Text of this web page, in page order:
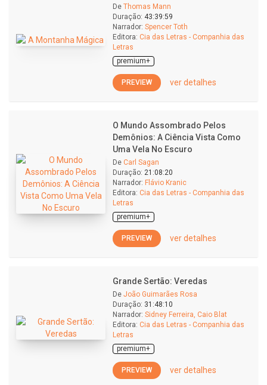
De Thomas Mann
Duração: 43:39:59
Narrador: Spencer Toth
Editora: Cia das Letras - Companhia das
Letras
premium+
PREVIEW ver detalhes
O Mundo Assombrado Pelos
Demônios: A Ciência Vista Como
Uma Vela No Escuro
De Carl Sagan
Duração: 21:08:20
Narrador: Flávio Kranic
Editora: Cia das Letras - Companhia das
Letras
premium+
PREVIEW ver detalhes
Grande Sertão: Veredas
De João Guimarães Rosa
Duração: 31:48:10
Narrador: Sidney Ferreira, Caio Blat
Editora: Cia das Letras - Companhia das
Letras
premium+
PREVIEW ver detalhes